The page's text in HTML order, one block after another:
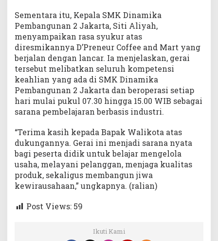
Sementara itu, Kepala SMK Dinamika
Pembangunan 2 Jakarta, Siti Aliyah,
menyampaikan rasa syukur atas
diresmikannya D’Preneur Coffee and Mart yang
berjalan dengan lancar. Ia menjelaskan, gerai
tersebut melibatkan seluruh kompetensi
keahlian yang ada di SMK Dinamika
Pembangunan 2 Jakarta dan beroperasi setiap
hari mulai pukul 07.30 hingga 15.00 WIB sebagai
sarana pembelajaran berbasis industri.
“Terima kasih kepada Bapak Walikota atas
dukungannya. Gerai ini menjadi sarana nyata
bagi peserta didik untuk belajar mengelola
usaha, melayani pelanggan, menjaga kualitas
produk, sekaligus membangun jiwa
kewirausahaan,” ungkapnya. (ralian)
Post Views: 59
Ikuti Kami